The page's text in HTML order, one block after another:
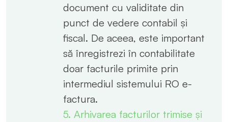
document cu validitate din
punct de vedere contabil și
fiscal. De aceea, este important
să înregistrezi în contabilitate
doar facturile primite prin
intermediul sistemului RO e-
factura.
5. Arhivarea facturilor trimise și